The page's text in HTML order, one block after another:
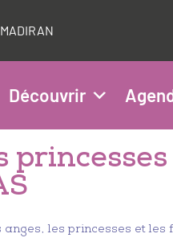
Découvrir
anges, les princesses et les